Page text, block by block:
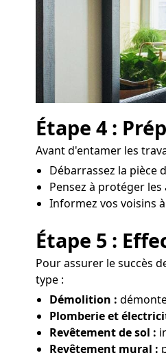
Étape 4 :
Avant d'entamer les
Débarrassez la pièce
Pensez à protéger
Informez vos voisins
Étape 5 :
Pour assurer le succès
type :
Démolition :
Plomberie et
Revêtement de sol :
Revêtement mural :